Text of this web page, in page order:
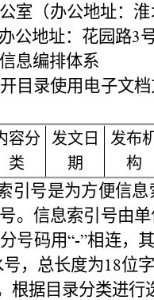
室（办公地址：
公地址：花园路3
息编排体系
目录使用电子文
容分
类
发文日
期
发布
构
引号是为方便信
。信息索引号由
号码用“-”相连，
号，总长度为18位
根据目录分类进行